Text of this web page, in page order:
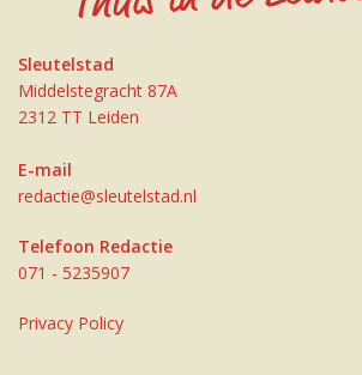
Sleutelstad
Middelstegracht 87A
2312 TT Leiden
E-mail
redactie@sleutelstad.nl
Telefoon Redactie
071 - 5235907
Privacy Policy